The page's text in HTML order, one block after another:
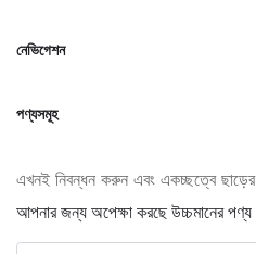
নেভিগেশন
পণ্যসমূহ
এখনই নিবন্ধন করুন এবং একচ্ছত্বে
আপনার জন্য অপেক্ষা করছে উচ্চমানের